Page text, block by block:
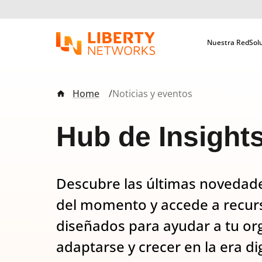
to
Nuestra Red
Soluciones
Infraestructura de red
moderna que conecta a
con el mundo.
Soluciones de
Manténgase conectado y
potencie su negocio con
Explorar ahora
RutaHome Noticias y eventos
Hub de
Descubre las últimas
del momento y accede a
diseñados para ayudar a tu
adaptarse y crecer en la era
Liberty
networks
y cantv
proyecto
para
fortalecer